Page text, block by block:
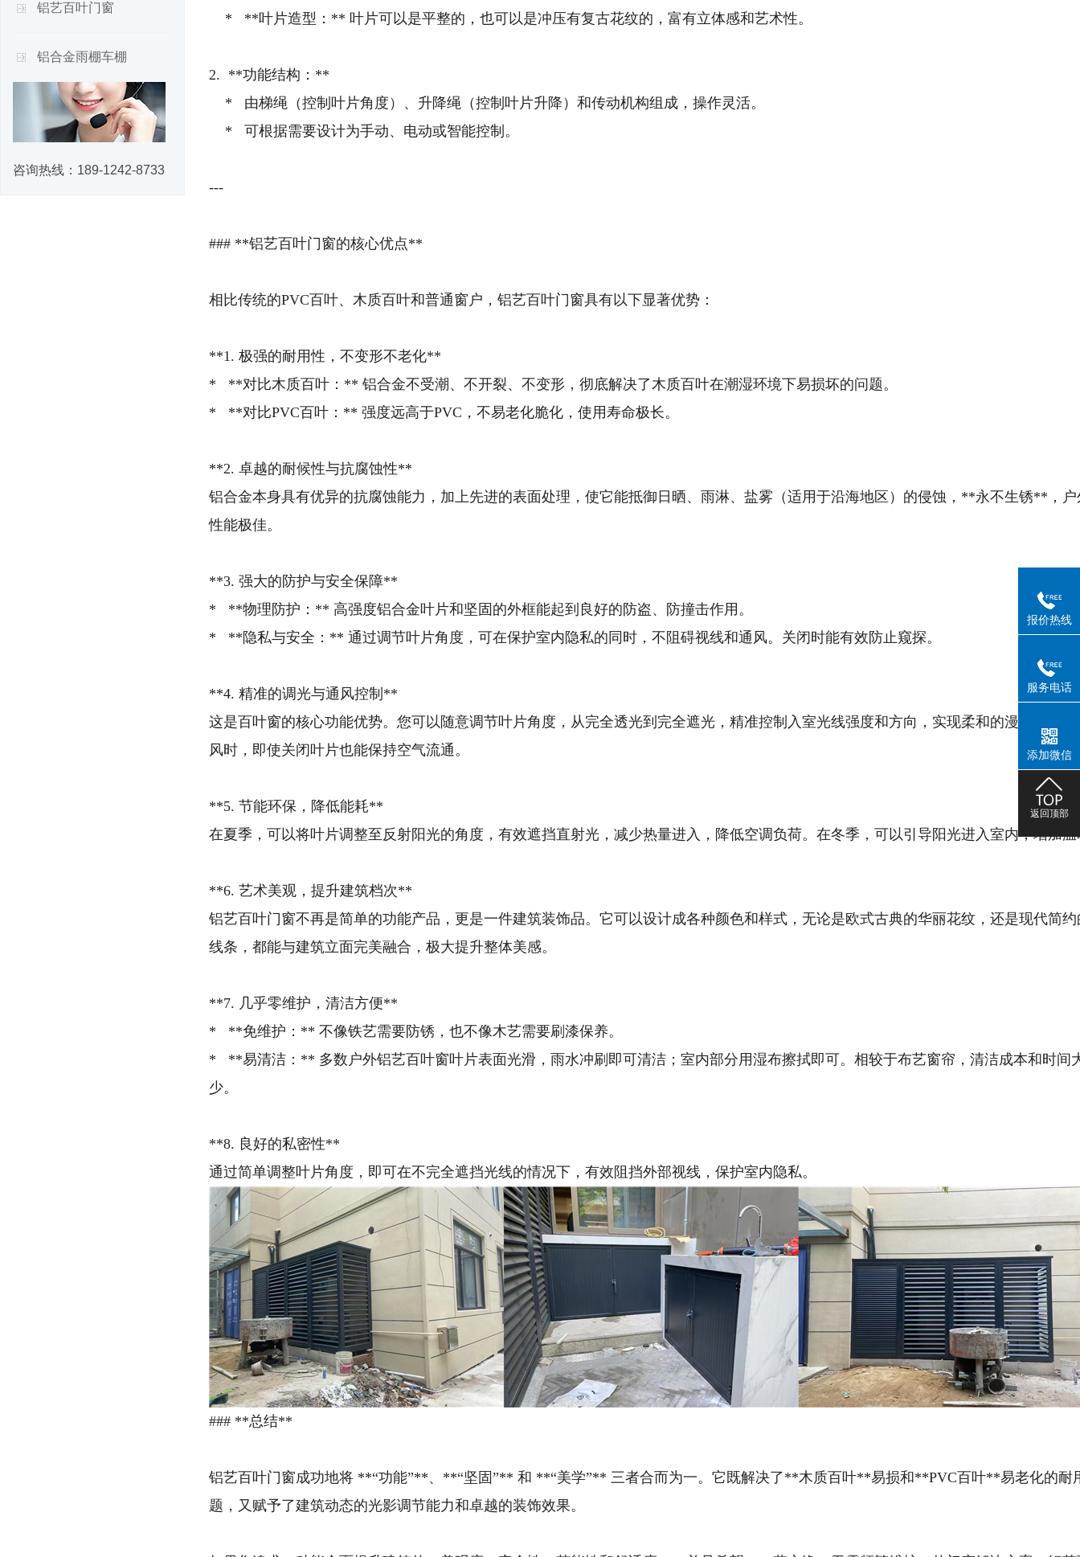
铝艺百叶门窗
铝合金雨棚车棚
咨询热线： 189-1242-8733
* **叶片造型：** 叶片可以是平整的，也可以是冲压有复古花纹的，富有立体感和艺术性。
2. **功能结构：**
* 由梯绳（控制叶片角度）、升降绳（控制叶片升降）和传动机构组成，操作灵活。
* 可根据需要设计为手动、电动或智能控制。
---
### **铝艺百叶门窗的核心优点**
相比传统的PVC百叶、木质百叶和普通窗户，铝艺百叶门窗具有以下显著优势：
**1. 极强的耐用性，不变形不老化**
* **对比木质百叶：** 铝合金不受潮、不开裂、不变形，彻底解决了木质百叶在潮湿环境下易损坏的问题。
* **对比PVC百叶：** 强度远高于PVC，不易老化脆化，使用寿命极长。
**2. 卓越的耐候性与抗腐蚀性**
铝合金本身具有优异的抗腐蚀能力，加上先进的表面处理，使它能抵御日晒、雨淋、盐雾（适用于沿海地区）的侵蚀，**永不生锈**，户
性能极佳。
**3. 强大的防护与安全保障**
* **物理防护：** 高强度铝合金叶片和坚固的外框能起到良好的防盗、防撞击作用。
* **隐私与安全：** 通过调节叶片角度，可在保护室内隐私的同时，不阻碍视线和通风。关闭时能有效防止窥探。
**4. 精准的调光与通风控制**
这是百叶窗的核心功能优势。您可以随意调节叶片角度，从完全透光到完全遮光，精准控制入室光线强度和方向，实现柔和的漫反射光
风时，即使关闭叶片也能保持空气流通。
**5. 节能环保，降低能耗**
在夏季，可以将叶片调整至反射阳光的角度，有效遮挡直射光，减少热量进入，降低空调负荷。在冬季，可以引导阳光进入室内，增加
**6. 艺术美观，提升建筑档次**
铝艺百叶门窗不再是简单的功能产品，更是一件建筑装饰品。它可以设计成各种颜色和样式，无论是欧式古典的华丽花纹，还是现代简
线条，都能与建筑立面完美融合，极大提升整体美感。
**7. 几乎零维护，清洁方便**
* **免维护：** 不像铁艺需要防锈，也不像木艺需要刷漆保养。
* **易清洁：** 多数户外铝艺百叶窗叶片表面光滑，雨水冲刷即可清洁；室内部分用湿布擦拭即可。相较于布艺窗帘，清洁成本和时间
少。
**8. 良好的私密性**
通过简单调整叶片角度，即可在不完全遮挡光线的情况下，有效阻挡外部视线，保护室内隐私。
### **总结**
铝艺百叶门窗成功地将 **“功能”**、**“坚固”** 和 **“美学”** 三者合而为一。它既解决了**木质百叶**易损和**PVC百叶**易老化的耐
题，又赋予了建筑动态的光影调节能力和卓越的装饰效果。
报价热线
服务电话
添加微信
返回顶部